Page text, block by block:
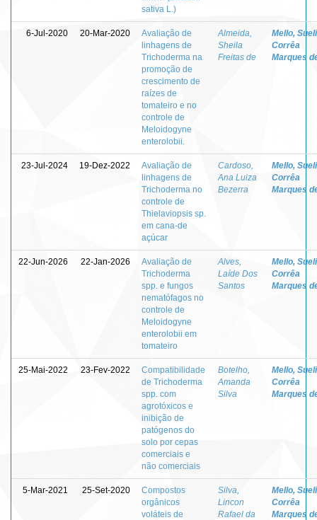
sativa L.)
6-Jul-2020 20-Mar-2020
Avaliação de
linhagens de
Trichoderma na
promoção de
crescimento de
raízes de
tomateiro e no
controle de
Meloidogyne
enterolobii.
Almeida,
Sheila
Freitas de
Mello, Sueli
Corrêa
Marques
23-Jul-2024 19-Dez-2022
Avaliação de
linhagens de
Trichoderma no
controle de
Thielaviopsis sp.
em cana-de
açúcar
Cardoso,
Ana Luiza
Bezerra
Mello, Sueli
Corrêa
Marques
22-Jun-2026 22-Jan-2026
Avaliação de
Trichoderma
spp. e fungos
nematófagos no
controle de
Meloidogyne
enterolobii em
tomateiro
Alves,
Laíde Dos
Santos
Mello, Sueli
Corrêa
Marques
25-Mai-2022 23-Fev-2022
Compatibilidade
de Trichoderma
spp. com
agrotóxicos e
inibição de
patógenos do
solo por cepas
comerciais e
não comerciais
Botelho,
Amanda
Silva
Mello, Sueli
Corrêa
Marques
5-Mar-2021 25-Set-2020
Compostos
orgânicos
voláteis de
Silva,
Lincon
Rafael da
Mello, Sueli
Corrêa
Marques